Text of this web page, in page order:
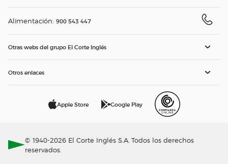
Alimentación: 900 543 447
Otras webs del grupo El Corte Inglés
Otros enlaces
Apple Store Google Play
© 1940-2026 El Corte Inglés S.A. Todos los derechos
reservados.